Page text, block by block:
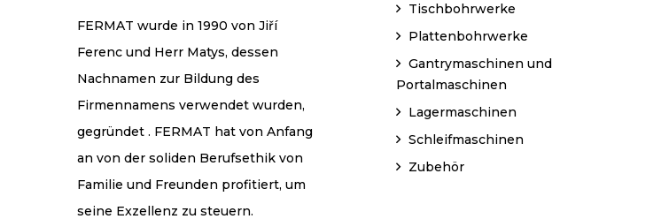
FERMAT wurde in 1990 von Jiří
Ferenc und Herr Matys, dessen
Nachnamen zur Bildung des
Firmennamens verwendet wurden,
gegründet . FERMAT hat von Anfang
an von der soliden Berufsethik von
Familie und Freunden profitiert, um
seine Exzellenz zu steuern.
Tischbohrwerke
Plattenbohrwerke
Gantrymaschinen und
Portalmaschinen
Lagermaschinen
Schleifmaschinen
Zubehör